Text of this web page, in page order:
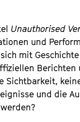
Unauthorised
und
mit
Berichten
Sichtbarkeit,
und die